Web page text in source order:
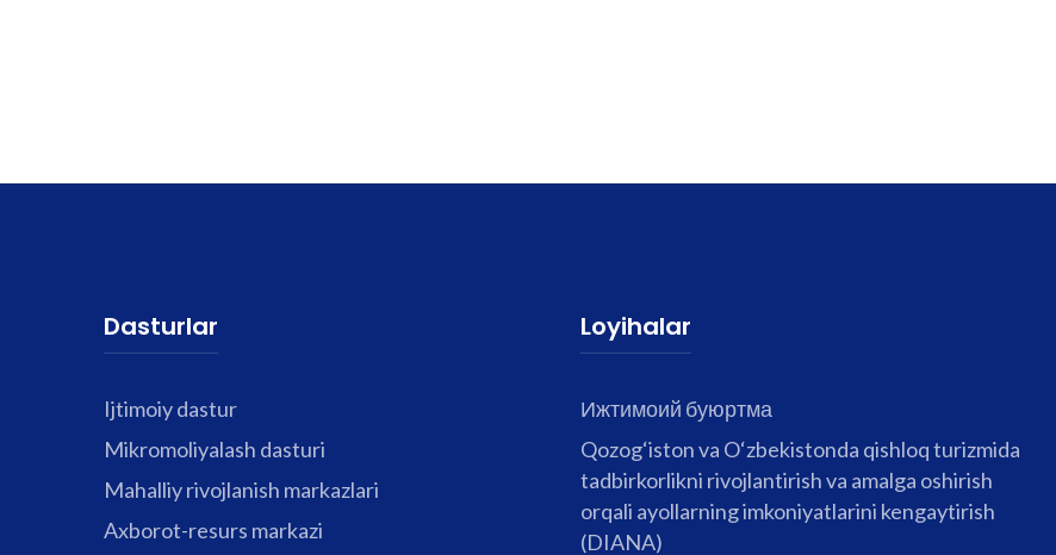
Dasturlar
Ijtimoiy dastur
Mikromoliyalash dasturi
Mahalliy rivojlanish markazlari
Axborot-resurs markazi
Loyihalar
Ижтимоий буюртма
Qozog‘iston va O‘zbekistonda qishloq turizmida
tadbirkorlikni rivojlantirish va amalga oshirish
orqali ayollarning imkoniyatlarini kengaytirish
(DIANA)